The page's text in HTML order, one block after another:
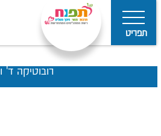
תפריט
רובוטיקה ד' ו'